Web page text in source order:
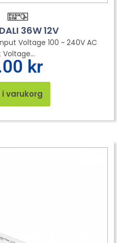
36W 12V
Voltage 100 ~ 240V AC
kr
varukorg